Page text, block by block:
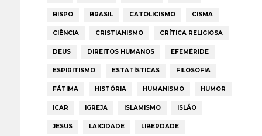
BISPO BRASIL CATOLICISMO CISMA
CIÊNCIA CRISTIANISMO CRÍTICA RELIGIOSA
DEUS DIREITOS HUMANOS EFEMÉRIDE
ESPIRITISMO ESTATÍSTICAS FILOSOFIA
FÁTIMA HISTÓRIA HUMANISMO HUMOR
ICAR IGREJA ISLAMISMO ISLÃO
JESUS LAICIDADE LIBERDADE